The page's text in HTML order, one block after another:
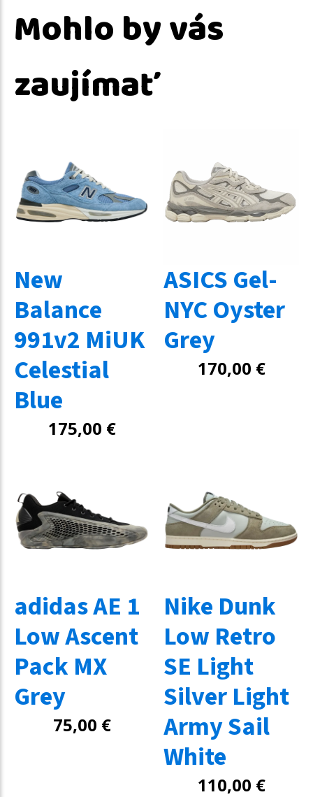
Mohlo by vás
zaujímať
New
Balance
991v2 MiUK
Celestial
Blue
175,00 €
ASICS Gel-
NYC Oyster
Grey
170,00 €
adidas AE 1
Low Ascent
Pack MX
Grey
75,00 €
Nike Dunk
Low Retro
SE Light
Silver Light
Army Sail
White
110,00 €